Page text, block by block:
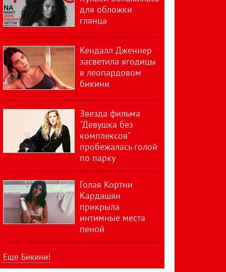
для обложки
глянца
Кендалл Дженнер
засветила ягодицы
в леопардовом
бикини
Звезда фильма
"Девушка без
комплексов"
пробежалась голой
по парку
Голая Кортни
Кардашян
прикрыла
интимные места
пеной
Еще Бикини!